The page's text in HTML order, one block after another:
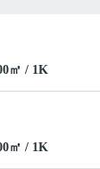
㎡ / 1K
㎡ / 1K